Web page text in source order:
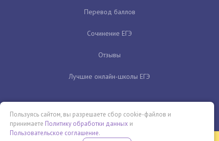
Перевод баллов
Сочинение ЕГЭ
Отзывы
Лучшие онлайн-школы ЕГЭ
Пользуясь сайтом, вы разрешаете сбор cookie-файлов и
принимаете Политику обработки данных и
Пользовательское соглашение.